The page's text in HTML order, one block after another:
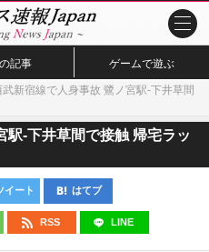
記事 ゲームで遊ぶ
武新宿線で人身事故 鷺ノ宮駅-下井草間
駅-下井草間で接触 帰宅ラッ
イート はてブ
RSS LINE